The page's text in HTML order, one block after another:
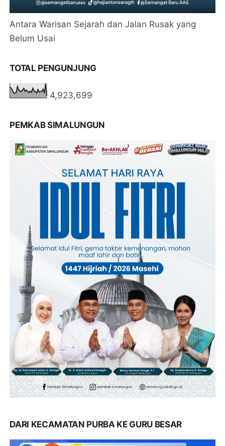
Antara Warisan Sejarah dan Jalan Rusak yang
Belum Usai
TOTAL PENGUNJUNG
4,923,699
PEMKAB SIMALUNGUN
DARI KECAMATAN PURBA KE GURU BESAR